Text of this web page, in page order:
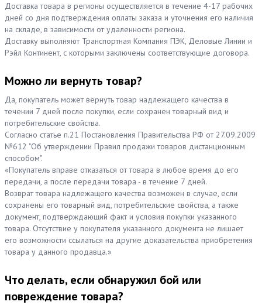
Доставка товара в регионы осуществляется в течение 4-17 рабочих
дней со дня подтверждения оплаты заказа и уточнения его наличия
на складе, в зависимости от удаленности региона.
Доставку выполняют Транспортная Компания ПЭК, Деловые Линии и
Рэйл Континент, с которыми заключены соответствующие договора.
Можно ли вернуть товар?
Да, покупатель может вернуть товар надлежащего качества в
течении 7 дней после покупки, если сохранен товарный вид и
потребительские свойства.
Согласно статье п.21 Постановления Правительства РФ от 27.09.2009
№612 "Об утверждении Правил продажи товаров дистанционным
способом".
«Покупатель вправе отказаться от товара в любое время до его
передачи, а после передачи товара - в течение 7 дней.
Возврат товара надлежащего качества возможен в случае, если
сохранены его товарный вид, потребительские свойства, а также
документ, подтверждающий факт и условия покупки указанного
товара. Отсутствие у покупателя указанного документа не лишает
его возможности ссылаться на другие доказательства приобретения
товара у данного продавца.»
Что делать, если обнаружил бой или
повреждение товара?